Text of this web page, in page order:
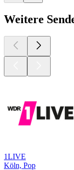
Weitere
1LIVE
Köln, Pop